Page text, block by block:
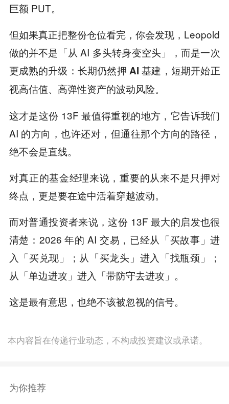
巨额 PUT。
但如果真正把整份仓位看完，你会发现，Leopold
做的并不是「从 AI 多头转身变空头」，而是一次
更成熟的升级： 长期仍然押 AI 基建，短期开始正
视高估值、高弹性资产的波动风险。
这才是这份 13F 最值得重视的地方，它告诉我们
AI 的方向，也许还对，但通往那个方向的路径，
绝不会是直线。
对真正的基金经理来说，重要的从来不是只押对
终点，更是要在途中活着穿越波动。
而对普通投资者来说，这份 13F 最大的启发也很
清楚：2026 年的 AI 交易，已经从「买故事」进
入「买兑现」；从「买龙头」进入「找瓶颈」；
从「单边进攻」进入「带防守去进攻」。
这是最有意思，也绝不该被忽视的信号。
本内容旨在传递行业动态，不构成投资建议或承诺。
为你推荐